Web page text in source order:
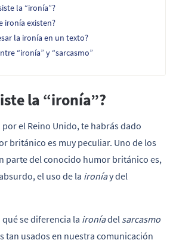
la “ironía”?
ironía existen?
la ironía en un texto?
“ironía” y “sarcasmo”
la “ironía”?
el Reino Unido, te habrás dado
británico es muy peculiar. Uno de los
parte del conocido humor británico es,
el uso de la ironíay del
se diferencia la ironíadel sarcasmo
tan usados en nuestra comunicación